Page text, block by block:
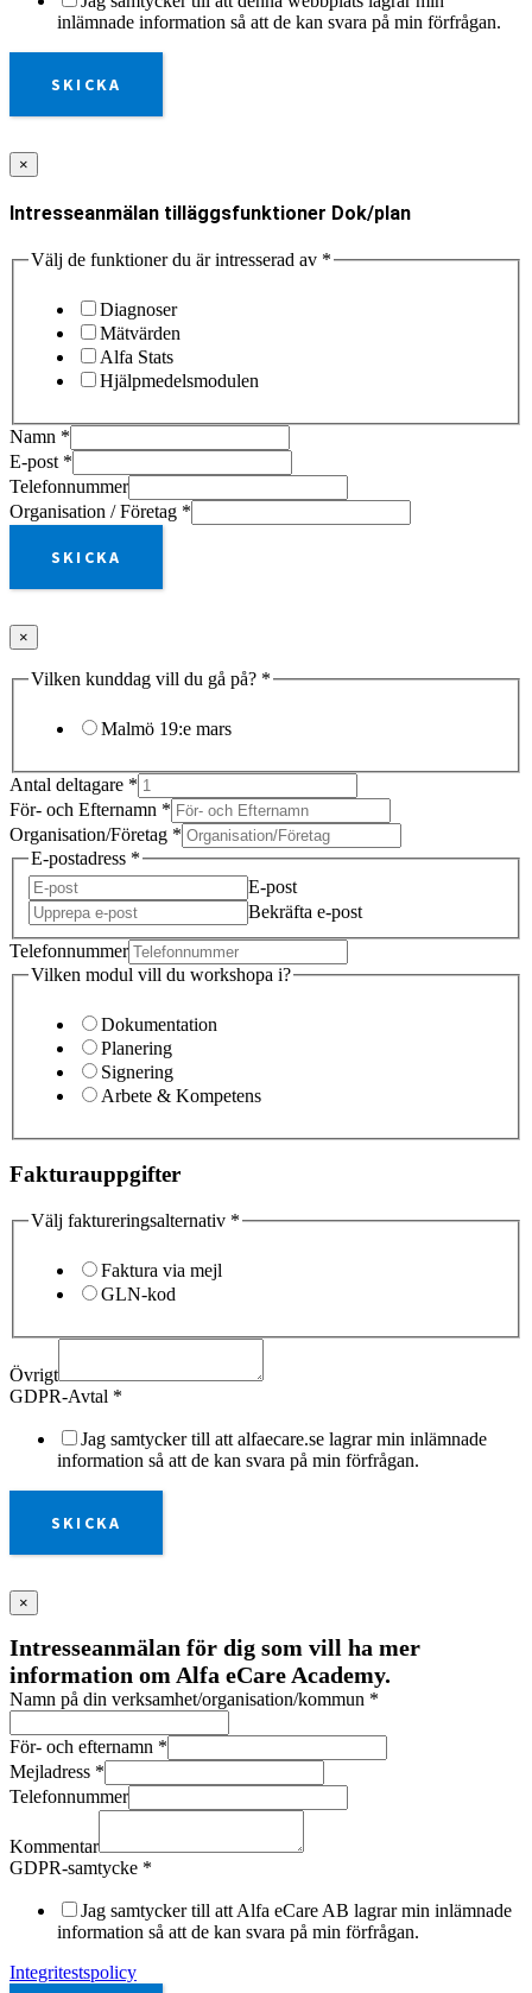
inlämnade information så att de kan svara på min förfrågan.
SKICKA
×
Intresseanmälan tilläggsfunktioner Dok/plan
Välj de funktioner du är intresserad av *
Diagnoser
Mätvärden
Alfa Stats
Hjälpmedelsmodulen
Namn *
E-post *
Telefonnummer
Organisation / Företag *
SKICKA
×
Vilken kunddag vill du gå på? *
Malmö 19:e mars
Antal deltagare *
För- och Efternamn *
Organisation/Företag *
E-postadress *
E-post
Bekräfta e-post
Telefonnummer
Vilken modul vill du workshopa i?
Dokumentation
Planering
Signering
Arbete & Kompetens
Fakturauppgifter
Välj faktureringsalternativ *
Faktura via mejl
GLN-kod
Övrigt
GDPR-Avtal *
Jag samtycker till att alfaecare.se lagrar min inlämnade
information så att de kan svara på min förfrågan.
SKICKA
×
Intresseanmälan för dig som vill ha mer
information om Alfa eCare Academy.
Namn på din verksamhet/organisation/kommun *
För- och efternamn *
Mejladress *
Telefonnummer
Kommentar
GDPR-samtycke *
Jag samtycker till att Alfa eCare AB lagrar min inlämnade
information så att de kan svara på min förfrågan.
Integritestspolicy